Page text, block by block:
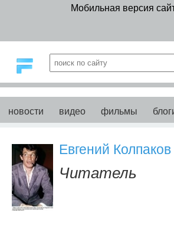
Мобильная версия
новости видео фильмы
Евгений Колпаков
Читатель